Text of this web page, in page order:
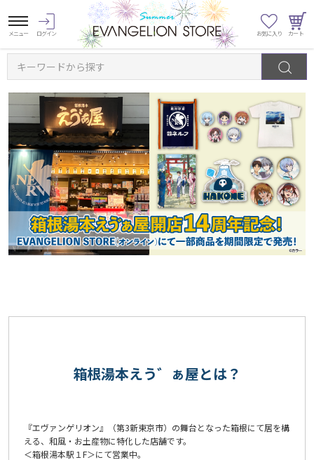
キーワードから探す
箱根湯本えう゛ぁ屋とは？
『エヴァンゲリオン』（第3新東京市）の舞台となった箱根にて居を構
える、和風・お土産物に特化した店舗です。
＜箱根湯本駅１F＞にて営業中。